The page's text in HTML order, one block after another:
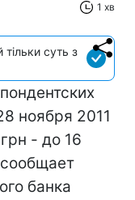
1 хв
суть з
ноября 2011
- до 16
банка